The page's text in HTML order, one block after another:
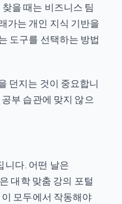
을 때는 비즈니스 팀
가는 개인 지식 기반을
도구를 선택하는 방법
던지는 것이 중요합니
부 습관에 맞지 않으
니다. 어떤 날은
대학 맞춤 강의 포털
모두에서 작동해야